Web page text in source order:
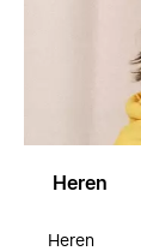
Heren
Heren